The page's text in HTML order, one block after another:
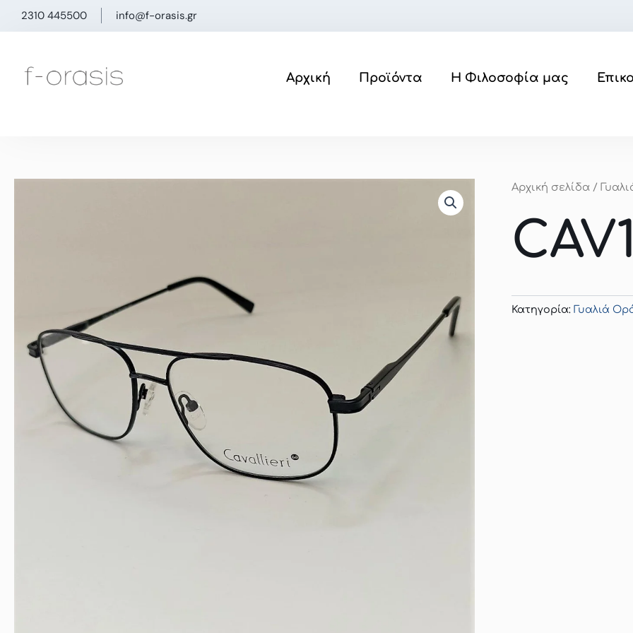
2310 445500 info@f-orasis.gr
Αρχική Προϊόντα Η Φιλοσοφία μας
Αρχική σελίδα /
Κατηγορία: Γυαλιά